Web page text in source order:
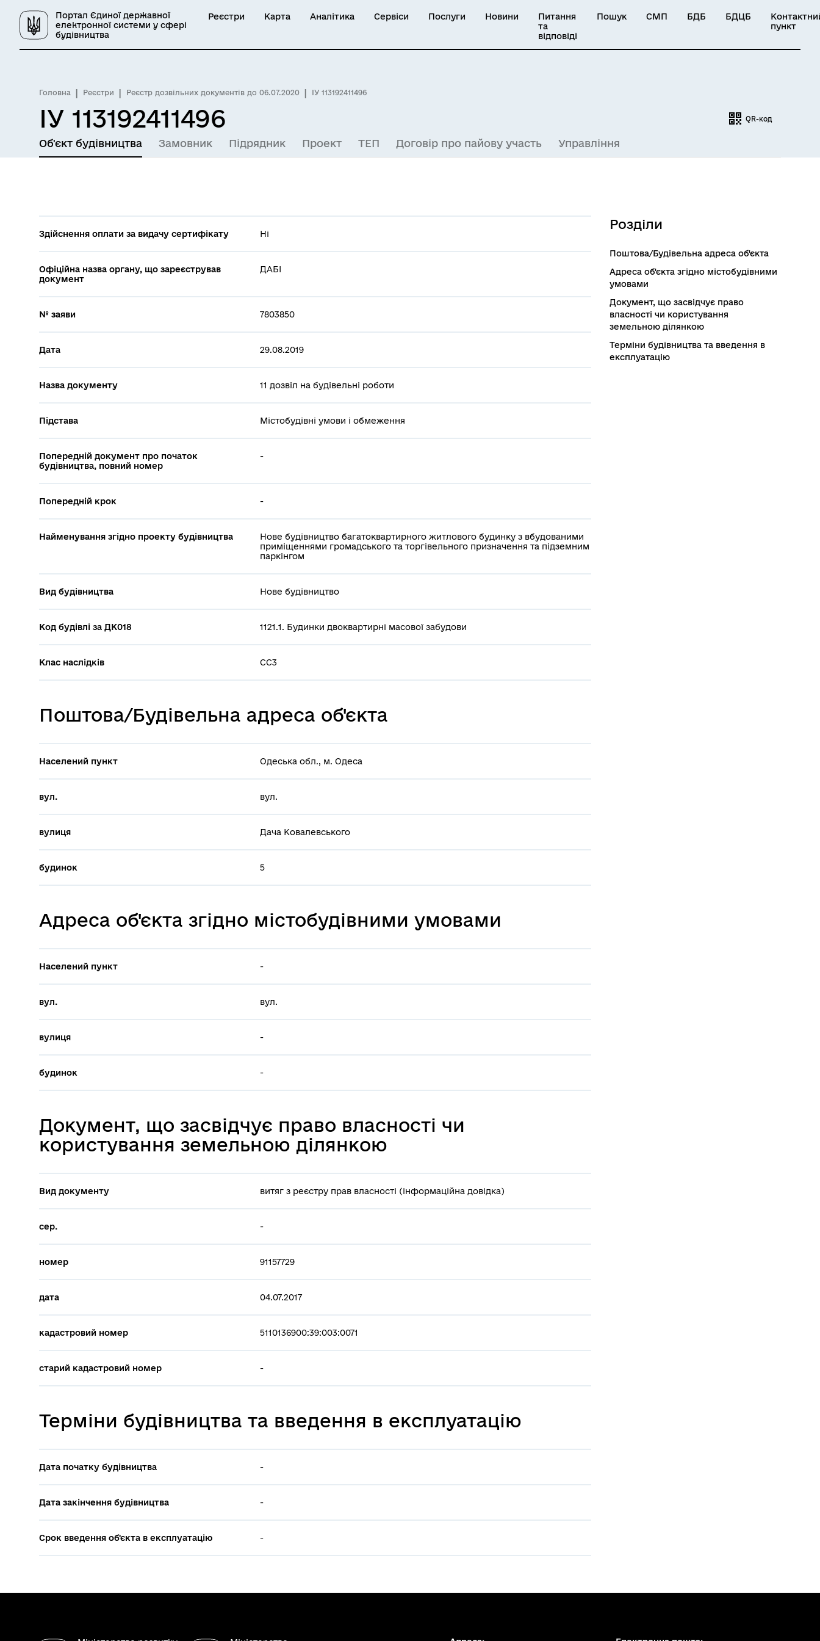
Портал Єдиної державної
електронної системи у сфері
будівництва
Реєстри Карта Аналітика Сервіси Послуги Новини
Питання
та
відповіді
Пошук СМП БДБ БДЦБ
пункт
Головна Реєстри Реєстр дозвільних документів до 06.07.2020 ІУ 113192411496
ІУ 113192411496 QR-код
Об'єкт будівництва Замовник Підрядник Проект ТЕП Договір про пайову участь Управління
Здійснення оплати за видачу сертифікату Ні
Офіційна назва органу, що зареєстрував
документ
ДАБІ
№ заяви 7803850
Дата 29.08.2019
Назва документу 11 дозвіл на будівельні роботи
Підстава Містобудівні умови і обмеження
Попередній документ про початок
будівництва, повний номер
-
Попередній крок -
Найменування згідно проекту будівництва
Нове будівництво багатоквартирного житлового будинку з вбудованими
приміщеннями громадського та торгівельного призначення та підземним
паркінгом
Вид будівництва Нове будівництво
Код будівлі за ДК018 1121.1. Будинки двоквартирні масової забудови
Клас наслідків СС3
Поштова/Будівельна адреса об'єкта
Населений пункт Одеська обл., м. Одеса
вул. вул.
вулиця Дача Ковалевського
будинок 5
Адреса об'єкта згідно містобудівними умовами
Населений пункт -
вул. вул.
вулиця -
будинок -
Документ, що засвідчує право власності чи
користування земельною ділянкою
Вид документу витяг з реєстру прав власності (інформаційна довідка)
сер. -
номер 91157729
дата 04.07.2017
кадастровий номер 5110136900:39:003:0071
старий кадастровий номер -
Терміни будівництва та введення в експлуатацію
Дата початку будівництва -
Дата закінчення будівництва -
Срок введення об'єкта в експлуатацію -
Розділи
Поштова/Будівельна адреса об'єкта
Адреса об'єкта згідно містобудівними
умовами
Документ, що засвідчує право
власності чи користування
земельною ділянкою
Терміни будівництва та введення в
експлуатацію